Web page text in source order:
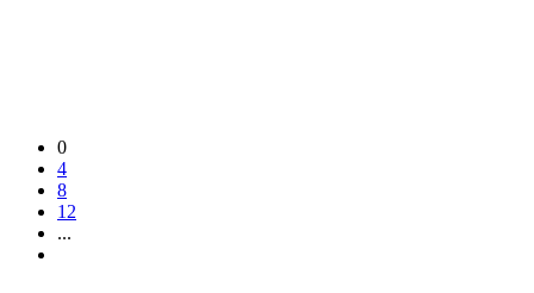
0
4
8
12
...